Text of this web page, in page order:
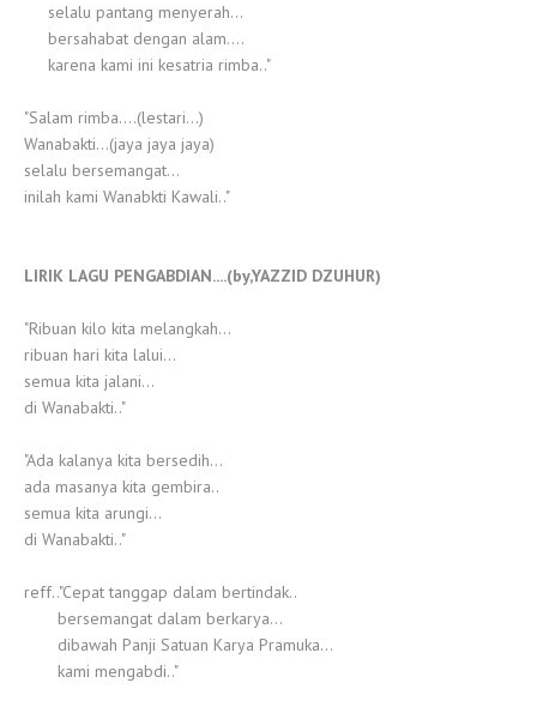
selalu pantang menyerah...
bersahabat dengan alam....
karena kami ini kesatria rimba.."
"Salam rimba....(lestari...)
Wanabakti...(jaya jaya jaya)
selalu bersemangat...
inilah kami Wanabkti Kawali.."
LIRIK LAGU PENGABDIAN....(by,YAZZID DZUHUR)
"Ribuan kilo kita melangkah...
ribuan hari kita lalui...
semua kita jalani...
di Wanabakti.."
"Ada kalanya kita bersedih...
ada masanya kita gembira..
semua kita arungi...
di Wanabakti.."
reff.."Cepat tanggap dalam bertindak..
bersemangat dalam berkarya...
dibawah Panji Satuan Karya Pramuka...
kami mengabdi.."